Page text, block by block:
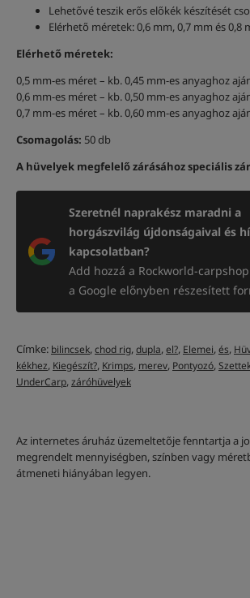
Lehetővé teszik erős előkék készítését
Elérhető méretek: 0,6 mm, 0,7 mm és 0,8
Elérhető méretek:
0,5 mm-es méret – kb. 0,45 mm-es anyaghoz
0,6 mm-es méret – kb. 0,50 mm-es anyaghoz
0,7 mm-es méret – kb. 0,60 mm-es anyaghoz
Csomagolás: 50 db
A hüvelyek megfelelő zárásához speciális
Szeretnél naprakész maradni a
horgászvilág újdonságaival és
kapcsolatban?
Add hozzá a Rockworld-
a Google előnyben részesített
Címke: bilincsek,chod rig,dupla,el?, Elemei,és,
kékhez, Kiegészít?, Krimps, merev, Pontyozó,
UnderCarp,záróhüvelyek
Az internetes áruház üzemeltetője fenntartja a
megrendelt mennyiségben, színben vagy
átmeneti hiányában legyen.